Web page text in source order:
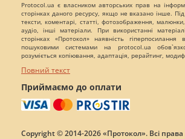
Protocol.ua є власником авторських прав на
сторінках даного ресурсу, якщо не вказано інше.
тексти, коментарі, статті, фотозображення,
аудіо, інші матеріали. При використанні
сторінках «Протокол» наявність гіперпосилання
пошуковими системами на protocol.ua
розуміється копіювання, адаптація, рерайтинг,
Повний текст
Приймаємо до оплати
Copyright © 2014-2026 «Протокол». Всі